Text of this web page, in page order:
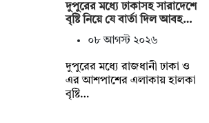
দুপুরের মধ্যে ঢাকাসহ সারাদেশে
বৃষ্টি নিয়ে যে বার্তা দিল আবহ…
০৮ আগস্ট ২০২৬
দুপুরের মধ্যে রাজধানী ঢাকা ও
এর আশপাশের এলাকায় হালকা
বৃষ্টি…